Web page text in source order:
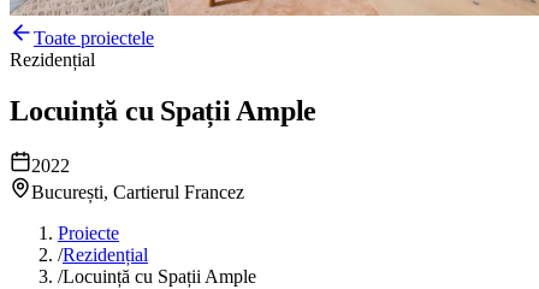
Toate proiectele
Rezidențial
Locuință cu Spații Ample
2022
București, Cartierul Francez
Proiecte
/Rezidențial
/Locuință cu Spații Ample